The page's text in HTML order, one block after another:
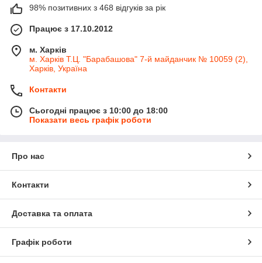
98% позитивних з 468 відгуків за рік
Працює з 17.10.2012
м. Харків
м. Харків Т.Ц. "Барабашова" 7-й майданчик № 10059 (2),
Харків, Україна
Контакти
Сьогодні працює з 10:00 до 18:00
Показати весь графік роботи
Про нас
Контакти
Доставка та оплата
Графік роботи